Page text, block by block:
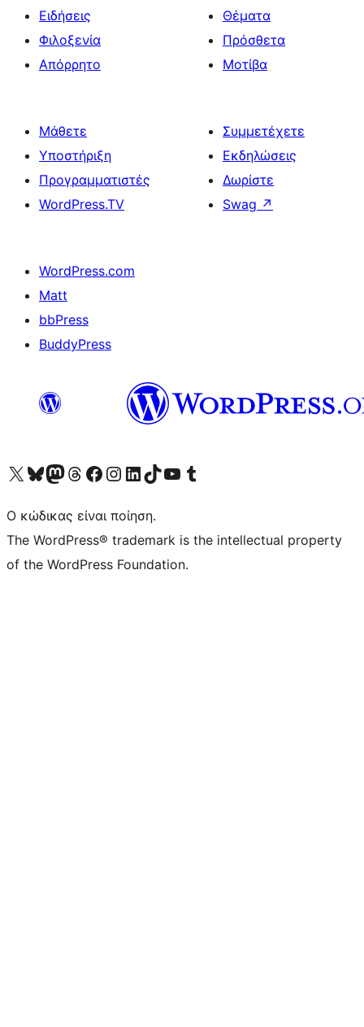
Ειδήσεις
Φιλοξενία
Απόρρητο
Θέματα
Πρόσθετα
Μοτίβα
Μάθετε
Υποστήριξη
Προγραμματιστές
WordPress.TV
Συμμετέχετε
Εκδηλώσεις
Δωρίστε
Swag ↗
WordPress.com
Matt
bbPress
BuddyPress
Visit our X (formerly Twitter) account
Visit our Bluesky account
Επισκεφθείτε τον λογαριασμό μας στο Mastodon
Visit our Threads account
Επισκεφτείτε τη σελίδα μας στο Facebook
Επισκεφθείτε τον λογαριασμό μας Instagram
Επισκεφθείτε τον λογαριασμό μας LinkedIn
Visit our TikTok account
Visit our YouTube channel
Visit our Tumblr account
Ο κώδικας είναι ποίηση.
The WordPress® trademark is the intellectual property
of the WordPress Foundation.